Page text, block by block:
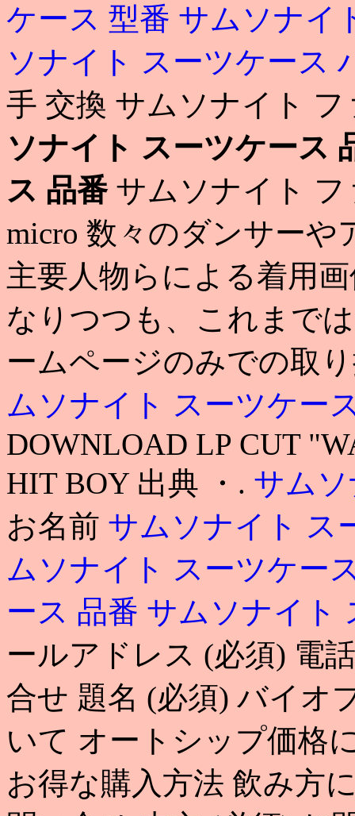
ケース 型番 サムソナイ
ソナイト スーツケース
手 交換 サムソナイト
ソナイト スーツケース
ス 品番サムソナイト フ
micro 数々のダンサー
主要人物らによる着用
なりつつも、これまで
ームページのみでの取
ムソナイト スーツケー
DOWNLOAD LP CUT
HIT BOY 出典 ・. サム
お名前 サムソナイト ス
ムソナイト スーツケー
ース 品番 サムソナイト
ールアドレス (必須) 電
合せ 題名 (必須) バイオ
いて オートシップ価格
お得な購入方法 飲み方